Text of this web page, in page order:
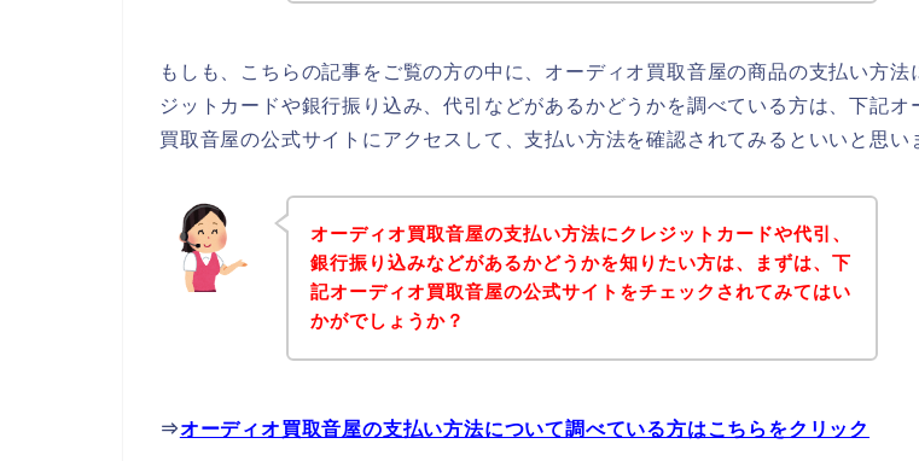
もしも、こちらの記事をご覧の方の中に、オーディオ買取音屋の商品の支払い方法
ジットカードや銀行振り込み、代引などがあるかどうかを調べている方は、下記オ
買取音屋の公式サイトにアクセスして、支払い方法を確認されてみるといいと思い
オーディオ買取音屋の支払い方法にクレジットカードや代引、
銀行振り込みなどがあるかどうかを知りたい方は、まずは、下
記オーディオ買取音屋の公式サイトをチェックされてみてはい
かがでしょうか？
⇒オーディオ買取音屋の支払い方法について調べている方はこちらをクリック